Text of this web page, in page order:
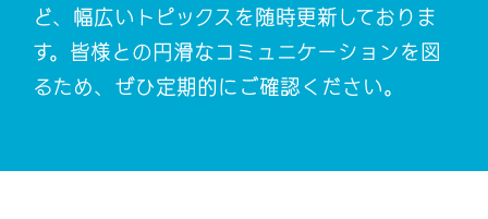
ど、幅広いトピックスを随時更新しておりま
す。皆様との円滑なコミュニケーションを図
るため、ぜひ定期的にご確認ください。